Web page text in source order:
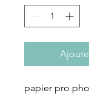
papier pro